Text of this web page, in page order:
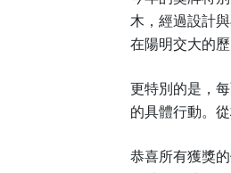
木，經過設計
在陽明交大的
更特別的是，
的具體行動。
恭喜所有獲獎